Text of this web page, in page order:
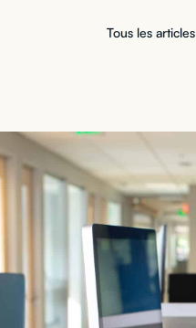
Tous les articles